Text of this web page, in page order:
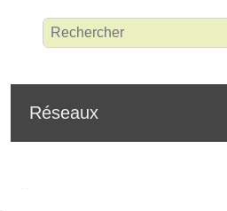
Réseaux